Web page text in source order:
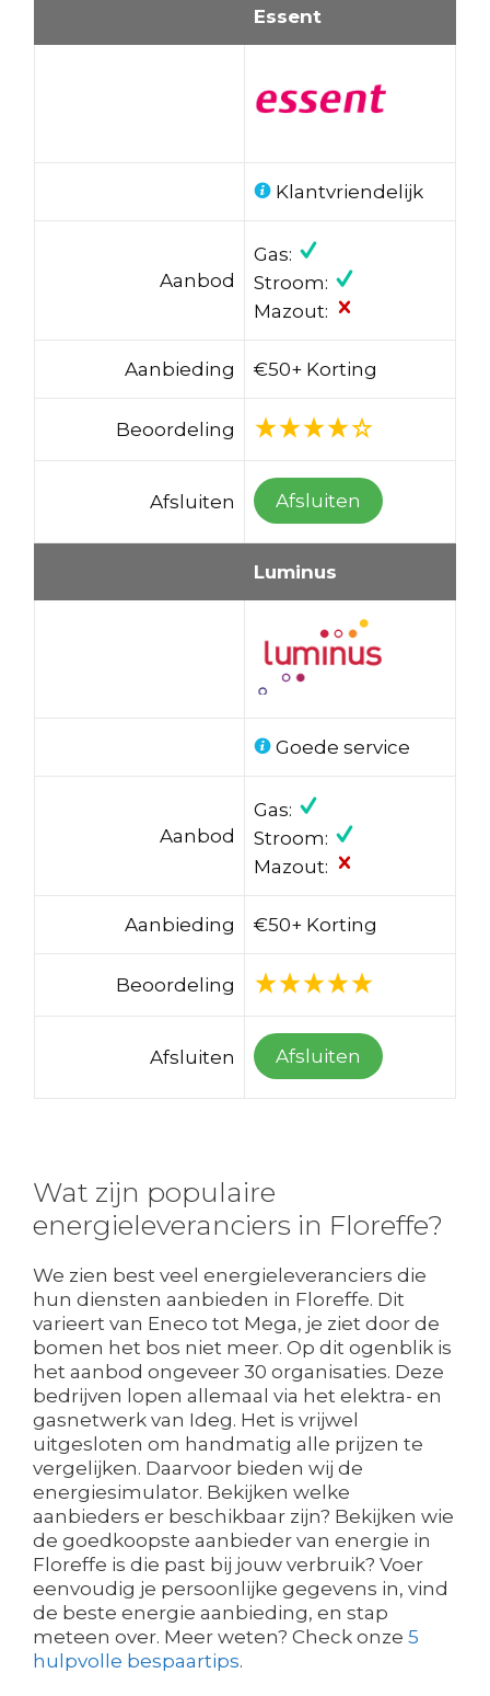
Essent
Klantvriendelijk
Aanbod
Gas:
Stroom:
Mazout:
Aanbieding €50+ Korting
Beoordeling
Afsluiten Afsluiten
Luminus
Goede service
Aanbod
Gas:
Stroom:
Mazout:
Aanbieding €50+ Korting
Beoordeling
Afsluiten Afsluiten
Wat zijn populaire
energieleveranciers in Floreffe?
We zien best veel energieleveranciers die
hun diensten aanbieden in Floreffe. Dit
varieert van Eneco tot Mega, je ziet door de
bomen het bos niet meer. Op dit ogenblik is
het aanbod ongeveer 30 organisaties. Deze
bedrijven lopen allemaal via het elektra- en
gasnetwerk van Ideg. Het is vrijwel
uitgesloten om handmatig alle prijzen te
vergelijken. Daarvoor bieden wij de
energiesimulator. Bekijken welke
aanbieders er beschikbaar zijn? Bekijken wie
de goedkoopste aanbieder van energie in
Floreffe is die past bij jouw verbruik? Voer
eenvoudig je persoonlijke gegevens in, vind
de beste energie aanbieding, en stap
meteen over. Meer weten? Check onze 5
hulpvolle bespaartips.